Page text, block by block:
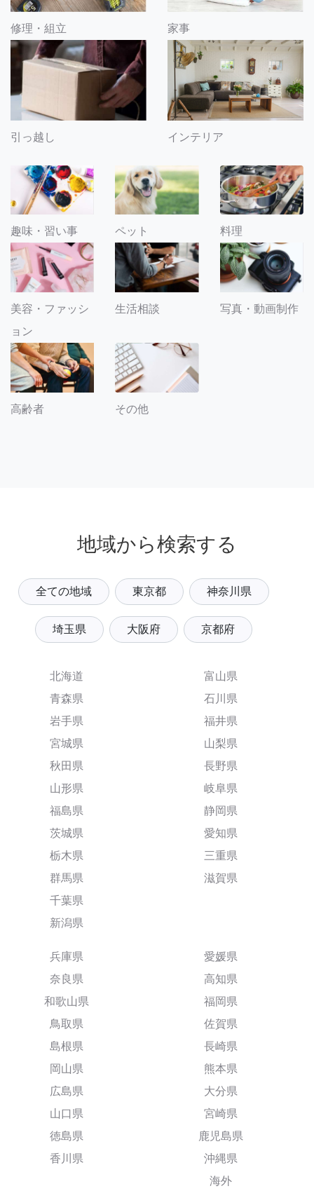
修理・組立 家事
引っ越し インテリア
趣味・習い事 ペット 料理
美容・ファッシ
ョン
生活相談 写真・動画制作
高齢者 その他
地域から検索する
全ての地域 東京都 神奈川県
埼玉県 大阪府 京都府
北海道
青森県
岩手県
宮城県
秋田県
山形県
福島県
茨城県
栃木県
群馬県
千葉県
新潟県
富山県
石川県
福井県
山梨県
長野県
岐阜県
静岡県
愛知県
三重県
滋賀県
兵庫県
奈良県
和歌山県
鳥取県
島根県
岡山県
広島県
山口県
徳島県
香川県
愛媛県
高知県
福岡県
佐賀県
長崎県
熊本県
大分県
宮崎県
鹿児島県
沖縄県
海外